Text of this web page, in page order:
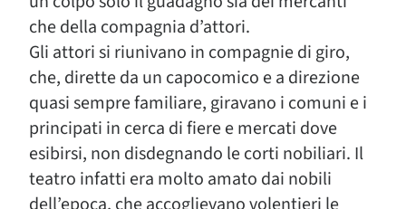
che della compagnia d’attori.
Gli attori si riunivano in compagnie di giro,
che, dirette da un capocomico e a direzione
quasi sempre familiare, giravano i comuni e i
principati in cerca di fiere e mercati dove
esibirsi, non disdegnando le corti nobiliari. Il
teatro infatti era molto amato dai nobili